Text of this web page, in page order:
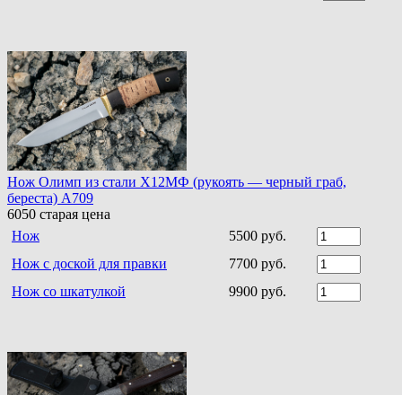
Нож Олимп из стали Х12МФ (рукоять — черный граб,
береста) A709
6050 старая цена
Нож
5500 руб.
Нож с доской для правки
7700 руб.
Нож со шкатулкой
9900 руб.